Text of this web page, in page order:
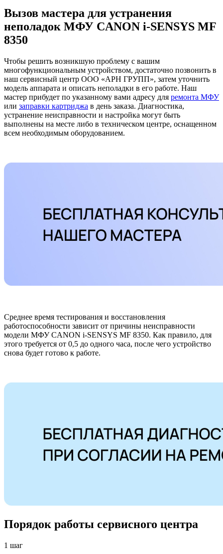
Вызов мастера для устранения
неполадок МФУ CANON i-SENSYS MF
8350
Чтобы решить возникшую проблему с вашим
многофункциональным устройством, достаточно позвонить в
наш сервисный центр ООО «АРН ГРУПП», затем уточнить
модель аппарата и описать неполадки в его работе. Наш
мастер прибудет по указанному вами адресу для ремонта МФУ
или заправки картриджа в день заказа. Диагностика,
устранение неисправности и настройка могут быть
выполнены на месте либо в техническом центре, оснащенном
всем необходимым оборудованием.
Среднее время тестирования и восстановления
работоспособности зависит от причины неисправности
модели МФУ CANON i-SENSYS MF 8350. Как правило, для
этого требуется от 0,5 до одного часа, после чего устройство
снова будет готово к работе.
Порядок работы сервисного центра
1 шаг